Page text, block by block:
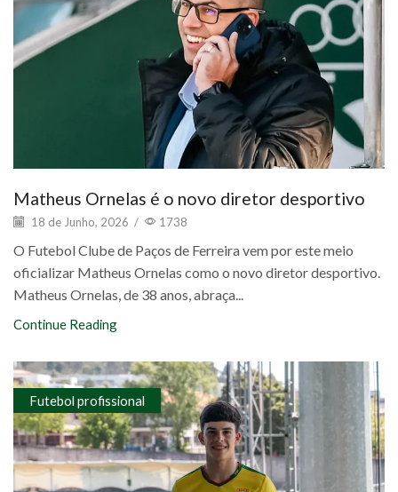
Matheus Ornelas é o novo diretor desportivo
18 de Junho, 2026 / 1738
O Futebol Clube de Paços de Ferreira vem por este meio
oficializar Matheus Ornelas como o novo diretor desportivo.
Matheus Ornelas, de 38 anos, abraça...
Continue Reading
Futebol profissional